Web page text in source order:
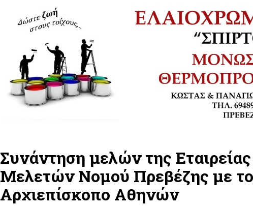
Συνάντηση μελών της
Μελετών Νομού Πρεβέζης με
Αρχιεπίσκοπο Αθηνών